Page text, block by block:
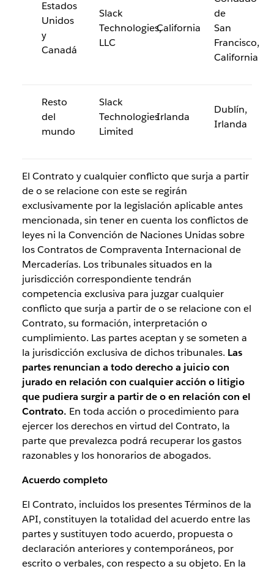
Estados
Unidos
y
Canadá
Slack
Technologies,
LLC
California
de
San
Francisco,
California
Resto
del
mundo
Slack
Technologies
Limited
Irlanda
Dublín,
Irlanda
El Contrato y cualquier conflicto que surja a partir
de o se relacione con este se regirán
exclusivamente por la legislación aplicable antes
mencionada, sin tener en cuenta los conflictos de
leyes ni la Convención de Naciones Unidas sobre
los Contratos de Compraventa Internacional de
Mercaderías. Los tribunales situados en la
jurisdicción correspondiente tendrán
competencia exclusiva para juzgar cualquier
conflicto que surja a partir de o se relacione con el
Contrato, su formación, interpretación o
cumplimiento. Las partes aceptan y se someten a
la jurisdicción exclusiva de dichos tribunales. Las
partes renuncian a todo derecho a juicio con
jurado en relación con cualquier acción o litigio
que pudiera surgir a partir de o en relación con el
Contrato. En toda acción o procedimiento para
ejercer los derechos en virtud del Contrato, la
parte que prevalezca podrá recuperar los gastos
razonables y los honorarios de abogados.
Acuerdo completo
El Contrato, incluidos los presentes Términos de la
API, constituyen la totalidad del acuerdo entre las
partes y sustituyen todo acuerdo, propuesta o
declaración anteriores y contemporáneos, por
escrito o verbales, con respecto a su objeto. En la